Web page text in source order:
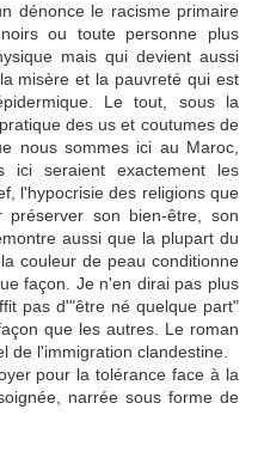
dénonce le racisme primaire
ou toute personne plus
mais qui devient aussi
misère et la pauvreté qui est
Le tout, sous la
des us et coutumes de
nous sommes ici au Maroc,
ici seraient exactement les
l'hypocrisie des religions que
son bien-être, son
aussi que la plupart du
couleur de peau conditionne
façon. Je n'en dirai pas plus
pas d'"être né quelque part"
que les autres. Le roman
de l'immigration clandestine.
pour la tolérance face à la
narrée sous forme de